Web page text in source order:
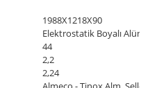
1988X1218X90
Elektrostatik Boyalı
44
2,2
2,24